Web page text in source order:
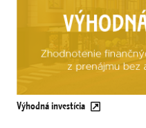
Výhodná investícia